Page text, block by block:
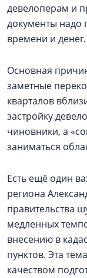
девелоперам и
документы надо
времени и денег.
Основная
заметные
кварталов
застройку
чиновники, а
заниматься
Есть ещё один
региона
правительства
медленных
внесению в
пунктов. Эта
качеством